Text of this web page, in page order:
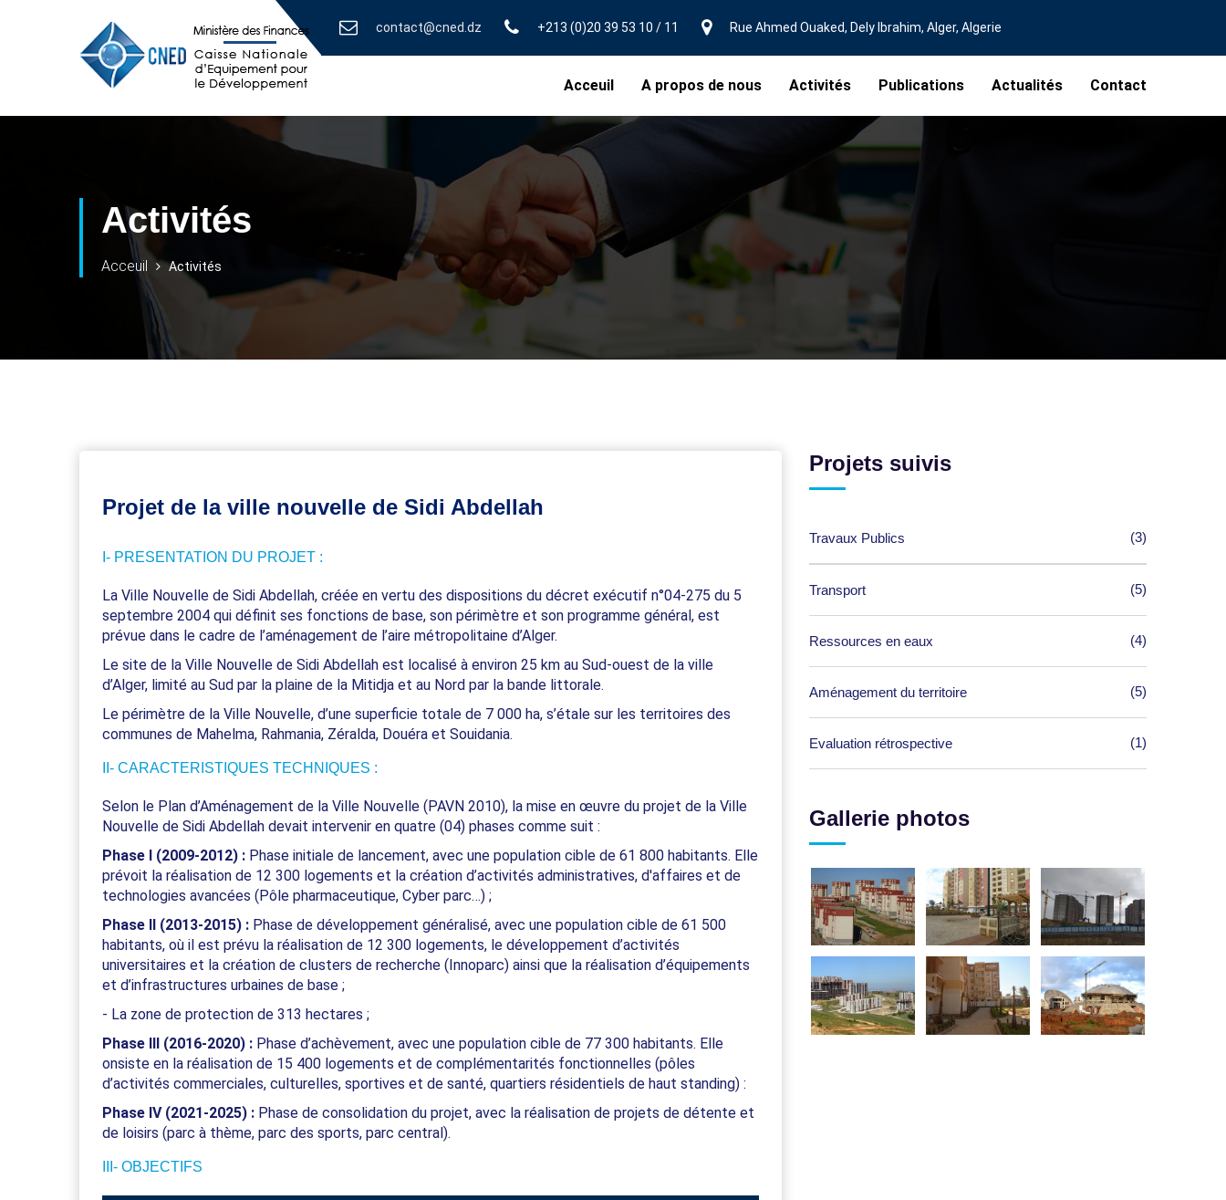
contact@cned.dz +213 (0)20 39 53 10 / 11 Rue Ahmed Ouaked, Dely Ibrahim, Alger, Algerie
Acceuil A propos de nous Activités Publications Actualités Contact
Activités
Acceuil Activités
Projet de la ville nouvelle de Sidi Abdellah
I- PRESENTATION DU PROJET :
La Ville Nouvelle de Sidi Abdellah, créée en vertu des dispositions du décret exécutif n°04-275 du 5
septembre 2004 qui définit ses fonctions de base, son périmètre et son programme général, est
prévue dans le cadre de l’aménagement de l’aire métropolitaine d’Alger.
Le site de la Ville Nouvelle de Sidi Abdellah est localisé à environ 25 km au Sud-ouest de la ville
d’Alger, limité au Sud par la plaine de la Mitidja et au Nord par la bande littorale.
Le périmètre de la Ville Nouvelle, d’une superficie totale de 7 000 ha, s’étale sur les territoires des
communes de Mahelma, Rahmania, Zéralda, Douéra et Souidania.
II- CARACTERISTIQUES TECHNIQUES :
Selon le Plan d’Aménagement de la Ville Nouvelle (PAVN 2010), la mise en œuvre du projet de la Ville
Nouvelle de Sidi Abdellah devait intervenir en quatre (04) phases comme suit :
Phase I (2009-2012) : Phase initiale de lancement, avec une population cible de 61 800 habitants. Elle
prévoit la réalisation de 12 300 logements et la création d’activités administratives, d'affaires et de
technologies avancées (Pôle pharmaceutique, Cyber parc…) ;
Phase II (2013-2015) : Phase de développement généralisé, avec une population cible de 61 500
habitants, où il est prévu la réalisation de 12 300 logements, le développement d’activités
universitaires et la création de clusters de recherche (Innoparc) ainsi que la réalisation d’équipements
et d’infrastructures urbaines de base ;
- La zone de protection de 313 hectares ;
Phase III (2016-2020) : Phase d’achèvement, avec une population cible de 77 300 habitants. Elle
onsiste en la réalisation de 15 400 logements et de complémentarités fonctionnelles (pôles
d’activités commerciales, culturelles, sportives et de santé, quartiers résidentiels de haut standing) :
Phase IV (2021-2025) : Phase de consolidation du projet, avec la réalisation de projets de détente et
de loisirs (parc à thème, parc des sports, parc central).
III- OBJECTIFS
Projets suivis
Travaux Publics (3)
Transport (5)
Ressources en eaux (4)
Aménagement du territoire (5)
Evaluation rétrospective (1)
Gallerie photos